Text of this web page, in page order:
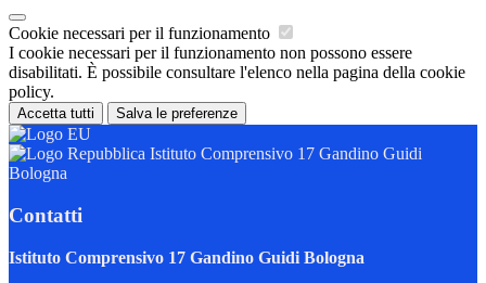
Cookie necessari per il funzionamento
I cookie necessari per il funzionamento non possono essere
disabilitati. È possibile consultare l'elenco nella pagina della cookie
policy.
Accetta tutti Salva le preferenze
Istituto Comprensivo 17 Gandino Guidi
Bologna
Contatti
Istituto Comprensivo 17 Gandino Guidi Bologna